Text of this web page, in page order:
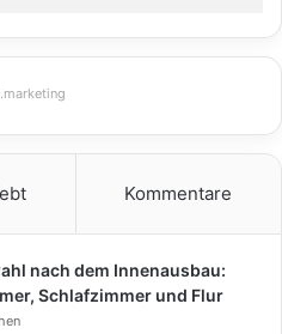
Kommentare
nach dem Innenausbau:
Schlafzimmer und Flur